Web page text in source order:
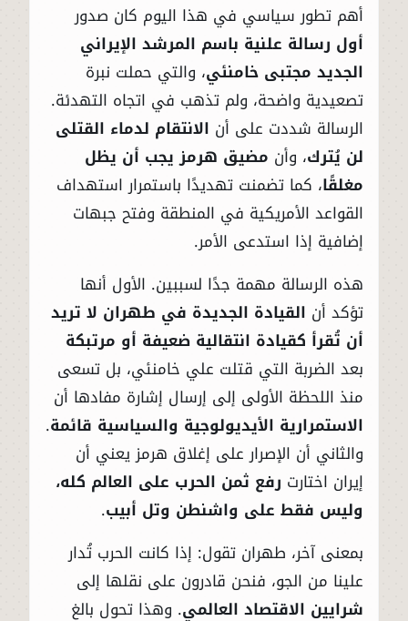
أهم تطور سياسي في هذا اليوم كان صدور
أول رسالة علنية باسم المرشد الإيراني
الجديد مجتبى خامنئي، والتي حملت نبرة
تصعيدية واضحة، ولم تذهب في اتجاه التهدئة.
الرسالة شددت على أن الانتقام لدماء القتلى
لن يُترك، وأن مضيق هرمز يجب أن يظل
مغلقًا، كما تضمنت تهديدًا باستمرار استهداف
القواعد الأمريكية في المنطقة وفتح جبهات
إضافية إذا استدعى الأمر.
هذه الرسالة مهمة جدًا لسببين. الأول أنها
تؤكد أن القيادة الجديدة في طهران لا تريد
أن تُقرأ كقيادة انتقالية ضعيفة أو مرتبكة
بعد الضربة التي قتلت علي خامنئي، بل تسعى
منذ اللحظة الأولى إلى إرسال إشارة مفادها أن
الاستمرارية الأيديولوجية والسياسية قائمة.
والثاني أن الإصرار على إغلاق هرمز يعني أن
إيران اختارت رفع ثمن الحرب على العالم كله،
وليس فقط على واشنطن وتل أبيب.
بمعنى آخر، طهران تقول: إذا كانت الحرب تُدار
علينا من الجو، فنحن قادرون على نقلها إلى
شرايين الاقتصاد العالمي. وهذا تحول بالغ